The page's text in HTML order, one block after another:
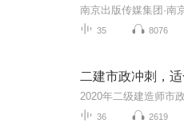
35 8076
二建市政冲刺，
36 2619